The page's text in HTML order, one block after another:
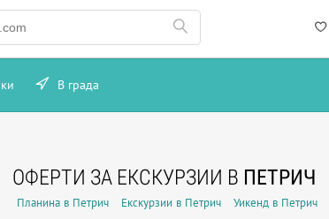
В града
ОФЕРТИ ЗА ЕКСКУРЗИИ В ПЕТРИЧ
Планина в Петрич Екскурзии в Петрич Уикенд в Петрич